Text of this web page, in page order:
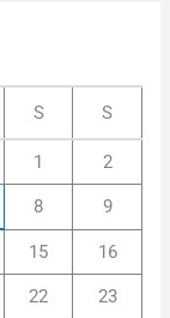
S S
1 2
8 9
15 16
22 23